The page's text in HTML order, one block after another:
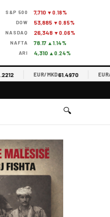
S&P 500 7,710 ▼0.18%
DOW 53,885 ▼0.85%
NASDAQ 26,348 ▼0.06%
NAFTA 78.17 ▲1.14%
ARI 4,310 ▲0.24%
EUR/MKD61.4970 EUR/RSD
🔍